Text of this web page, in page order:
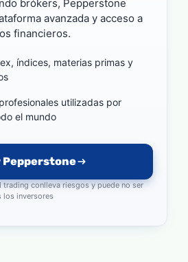
brókers, Pepperstone
avanzada y acceso a
financieros.
índices, materias primas y
utilizadas por
el mundo
Pepperstone
trading conlleva riesgos y puede no ser
los inversores